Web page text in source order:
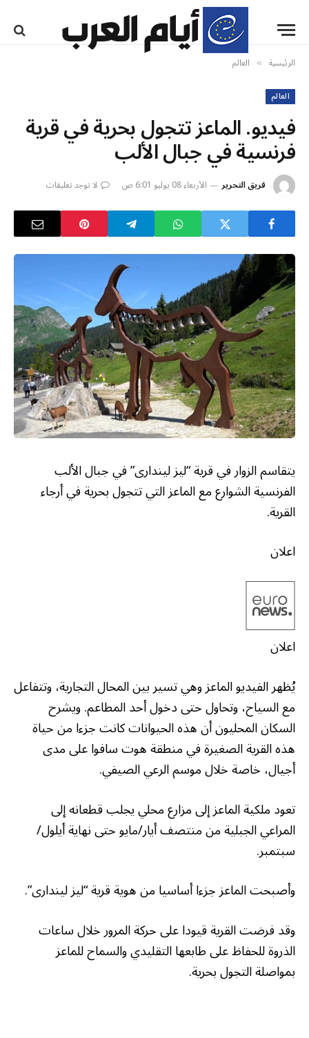
الرئيسية » العالم
العالم
فيديو. الماعز تتجول بحرية في قرية
فرنسية في جبال الألب
فريق التحرير الأربعاء 08 يوليو 6:01 ص لا توجد تعليقات
يتقاسم الزوار في قرية “ليز ليندارى” في جبال الألب
الفرنسية الشوارع مع الماعز التي تتجول بحرية في أرجاء
القرية.
اعلان
اعلان
يُظهر الفيديو الماعز وهي تسير بين المحال التجارية، وتتفاعل
مع السياح، وتحاول حتى دخول أحد المطاعم. ويشرح
السكان المحليون أن هذه الحيوانات كانت جزءا من حياة
هذه القرية الصغيرة في منطقة هوت سافوا على مدى
أجيال، خاصة خلال موسم الرعي الصيفي.
تعود ملكية الماعز إلى مزارع محلي يجلب قطعانه إلى
المراعي الجبلية من منتصف أيار/مايو حتى نهاية أيلول/
سبتمبر.
وأصبحت الماعز جزءا أساسيا من هوية قرية “ليز ليندارى”.
وقد فرضت القرية قيودا على حركة المرور خلال ساعات
الذروة للحفاظ على طابعها التقليدي والسماح للماعز
بمواصلة التجول بحرية.